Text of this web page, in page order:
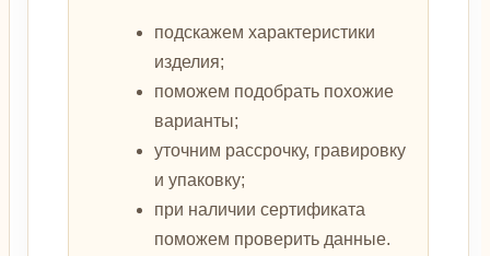
подскажем характеристики
изделия;
поможем подобрать похожие
варианты;
уточним рассрочку, гравировку
и упаковку;
при наличии сертификата
поможем проверить данные.